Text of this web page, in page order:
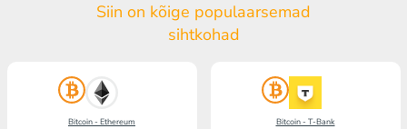
Siin on kõige populaarsemad
sihtkohad
Bitcoin - Ethereum Bitcoin - T-Bank